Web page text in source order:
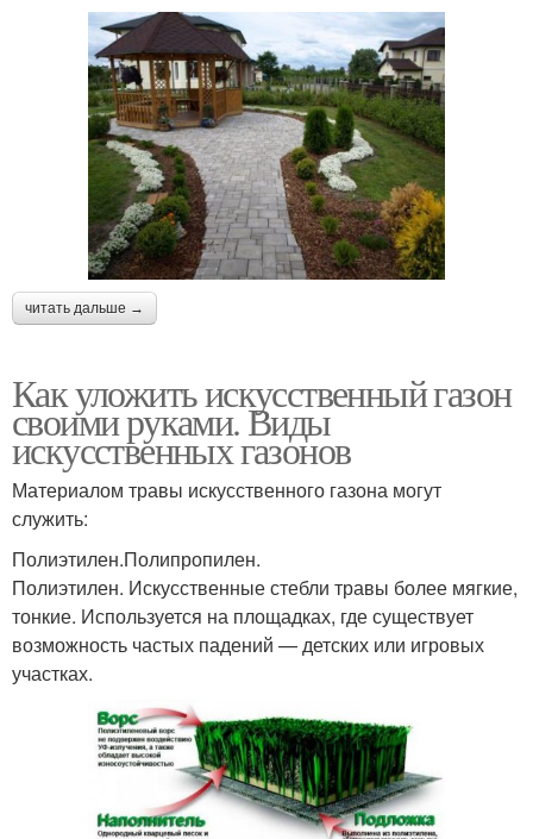
читать дальше →
Как уложить искусственный газон
своими руками. Виды
искусственных газонов
Материалом травы искусственного газона могут
служить:
Полиэтилен.Полипропилен.
Полиэтилен. Искусственные стебли травы более мягкие,
тонкие. Используется на площадках, где существует
возможность частых падений — детских или игровых
участках.